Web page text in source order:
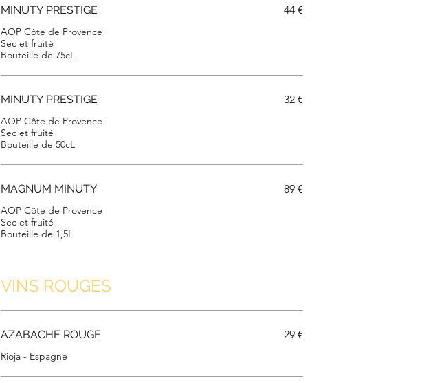
MINUTY PRESTIGE
AOP Côte de Provence
Sec et fruité
44 €
MINUTY PRESTIGE
AOP Côte de Provence
Sec et fruité
Bouteille de 50cL
32 €
MAGNUM MINUTY
AOP Côte de Provence
Sec et fruité
Bouteille de 1,5L
89 €
VINS ROUGES
AZABACHE ROUGE 29 €